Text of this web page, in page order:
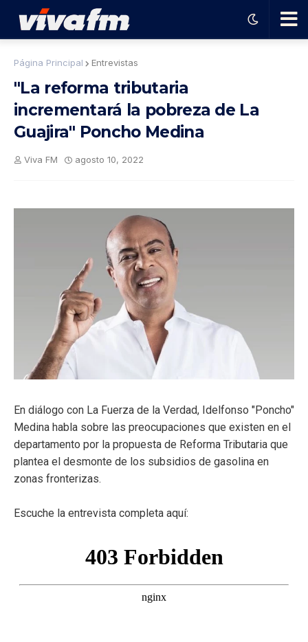
el
ma
Página Principal Entrevistas
"La reforma tributaria
incrementará la pobreza de La
Guajira" Poncho Medina
Viva FM agosto 10, 2022
En diálogo con La Fuerza de la Verdad, Idelfonso "Poncho"
Medina habla sobre las preocupaciones que existen en el
departamento por la propuesta de Reforma Tributaria que
plantea el desmonte de los subsidios de gasolina en
zonas fronterizas.
Escuche la entrevista completa aquí: